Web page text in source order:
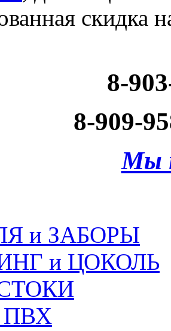
скидка
8-
8-909-
Мы
и ЗАБОРЫ
и ЦОКОЛЬ